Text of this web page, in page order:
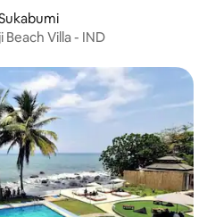
Villa - IND